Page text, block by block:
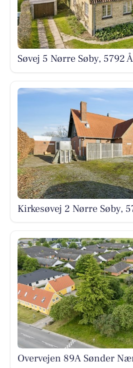
Søvej 5 Nørre Søby, 5792
Kirkesøvej 2 Nørre Søby,
Overvejen 89A Sønder